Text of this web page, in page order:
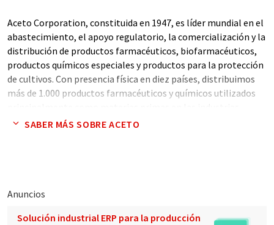
Aceto Corporation, constituida en 1947, es líder mundial en el
abastecimiento, el apoyo regulatorio, la comercialización y la
distribución de productos farmacéuticos, biofarmacéuticos,
productos químicos especiales y productos para la protección
de cultivos. Con presencia física en diez países, distribuimos
más de 1.000 productos farmacéuticos y químicos utilizados
farmacéutica, agrícola, de color, de recubrimientos/tintas y de
SABER MÁS SOBRE ACETO
Anuncios
Solución industrial ERP para la producción